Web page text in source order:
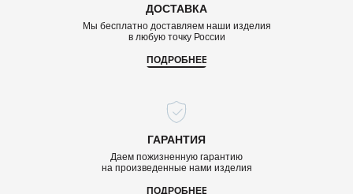
ДОСТАВКА
ГАРАНТИЯ
Мы бесплатно доставляем наши изделия
в любую точку России
Даем пожизненную гарантию
на произведенные нами изделия
ПОДРОБНЕЕ
ПОДРОБНЕЕ